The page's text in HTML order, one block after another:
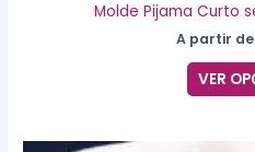
Molde Pijama Curto
A partir de
VER